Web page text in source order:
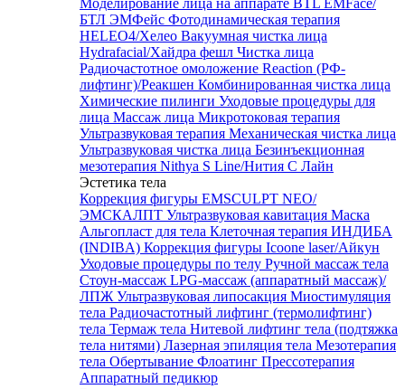
Моделирование лица на аппарате BTL EMFace/
БТЛ ЭМФейс Фотодинамическая терапия
HELEO4/Хелео Вакуумная чистка лица
Hydrafacial/Хайдра фешл Чистка лица
Радиочастотное омоложение Reaction (РФ-
лифтинг)/Реакшен Комбинированная чистка лица
Химические пилинги Уходовые процедуры для
лица Массаж лица Микротоковая терапия
Ультразвуковая терапия Механическая чистка лица
Ультразвуковая чистка лица Безинъекционная
мезотерапия Nithya S Line/Нития С Лайн
Эстетика тела
Коррекция фигуры EMSCULPT NEO/
ЭМСКАЛПТ Ультразвуковая кавитация Маска
Альгопласт для тела Клеточная терапия ИНДИБА
(INDIBA) Коррекция фигуры Icoone laser/Айкун
Уходовые процедуры по телу Ручной массаж тела
Стоун-массаж LPG-массаж (аппаратный массаж)/
ЛПЖ Ультразвуковая липосакция Миостимуляция
тела Радиочастотный лифтинг (термолифтинг)
тела Термаж тела Нитевой лифтинг тела (подтяжка
тела нитями) Лазерная эпиляция тела Мезотерапия
тела Обертывание Флоатинг Прессотерапия
Аппаратный педикюр